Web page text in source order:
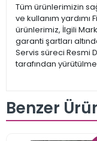
Tüm ürünlerimizin
ve kullanım yardımı
ürünlerimiz, İlgili
garanti şartları
Servis süreci Resmi
tarafından
Benzer